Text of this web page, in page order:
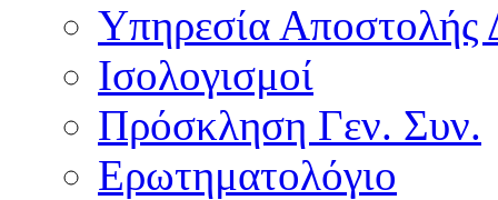
Υπηρεσία Αποστολής
Ισολογισμοί
Πρόσκληση Γεν. Συν.
Ερωτηματολόγιο